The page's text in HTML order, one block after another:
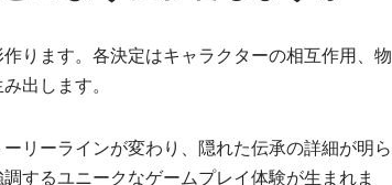
ります。各決定はキャラクターの相互作用、物
出します。
リーラインが変わり、隠れた伝承の詳細が明ら
するユニークなゲームプレイ体験が生まれま